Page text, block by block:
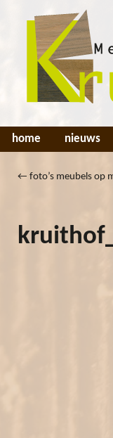
home nieuws
← foto’s meubels op